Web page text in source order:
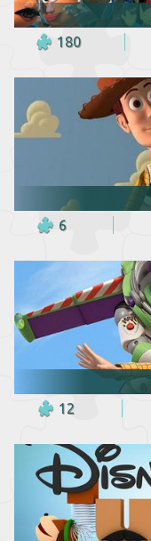
180
6
12